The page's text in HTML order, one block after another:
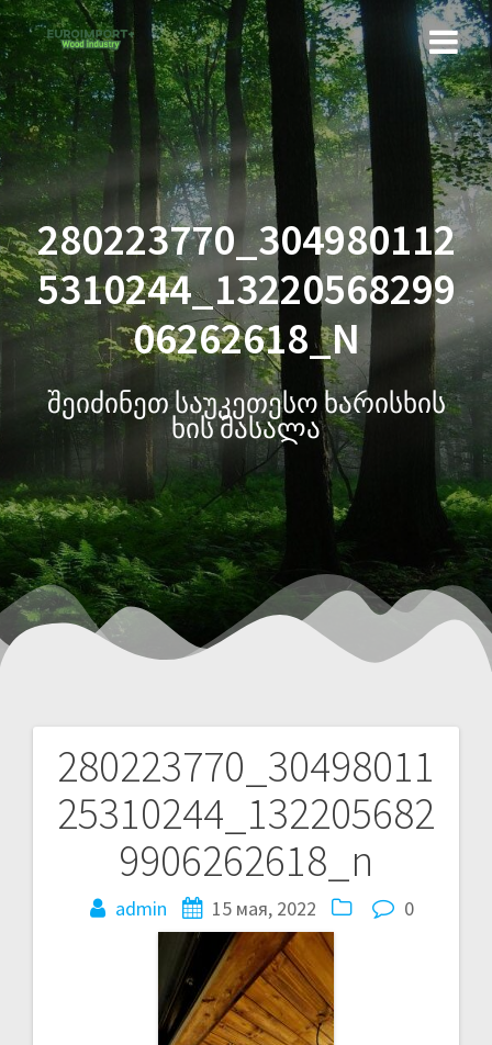
280223770_304980112
5310244_13220568299
06262618_N
შეიძინეთ საუკეთესო ხარისხის
ხის მასალა
280223770_30498011
25310244_132205682
9906262618_n
admin 15 мая, 2022 0